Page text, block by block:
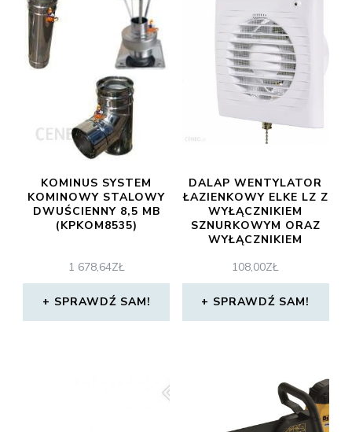
KOMINUS SYSTEM
KOMINOWY STALOWY
DWUŚCIENNY 8,5 MB
(KPKOM8535)
1 678,64ZŁ
SPRAWDŹ SAM!
DALAP WENTYLATOR
ŁAZIENKOWY ELKE LZ Z
WYŁĄCZNIKIEM
SZNURKOWYM ORAZ
WYŁĄCZNIKIEM
108,00ZŁ
SPRAWDŹ SAM!